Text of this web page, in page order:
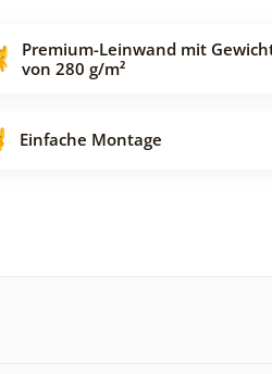
Premium-Leinwand mit
von 280 g/m²
Einfache Montage